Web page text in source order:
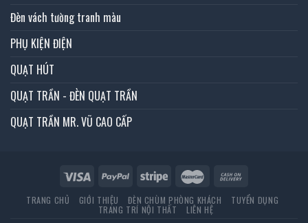
Đèn vách tường tranh màu
PHỤ KIỆN ĐIỆN
QUẠT HÚT
QUẠT TRẦN - ĐÈN QUẠT TRẦN
QUẠT TRẦN MR. VŨ CAO CẤP
TRANG CHỦ GIỚI THIỆU ĐÈN CHÙM PHÒNG KHÁCH TUYỂN DỤNG
TRANG TRÍ NỘI THẤT LIÊN HỆ